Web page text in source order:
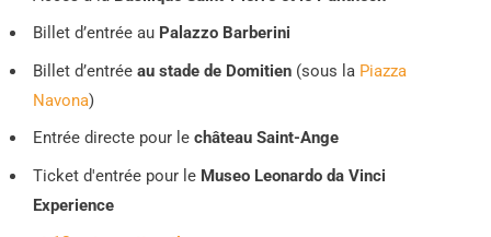
Billet d’entrée au Palazzo Barberini
Billet d’entrée au stade de Domitien (sous la Piazza
Navona)
Entrée directe pour le château Saint-Ange
Ticket d'entrée pour le Museo Leonardo da Vinci
Experience